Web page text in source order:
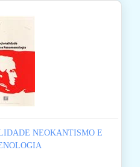
NEOKANTISMO E